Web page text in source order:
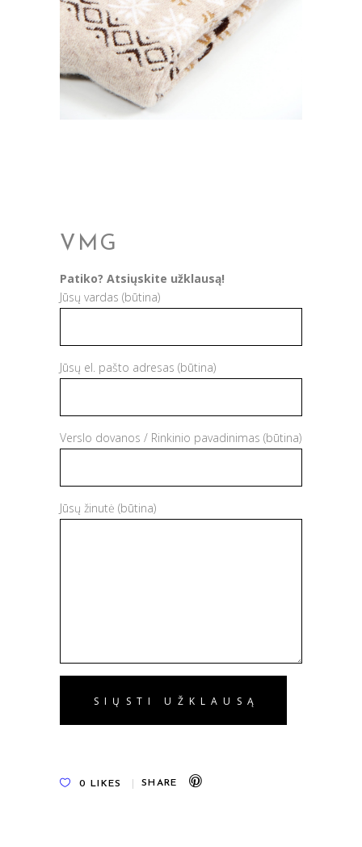
VMG
Patiko? Atsiųskite užklausą!
Jūsų vardas (būtina)
Jūsų el. pašto adresas (būtina)
Verslo dovanos / Rinkinio pavadinimas (būtina)
Jūsų žinutė (būtina)
0 LIKES